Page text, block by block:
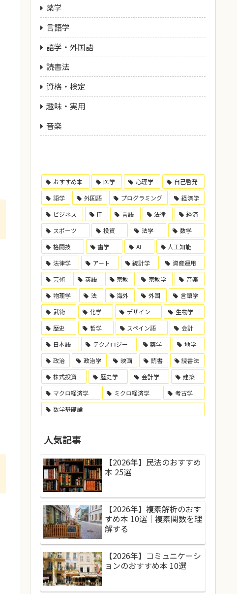
薬学
言語学
語学・外国語
読書法
資格・検定
趣味・実用
音楽
おすすめ本 医学 心理学
自己啓発
語学
外国語 プログラミング
経済学
ビジネス
IT 言語 法律
経済
スポーツ
投資 法学
数学
格闘技
歯学 AI
人工知能
法律学
アート 統計学
資産運用
芸術
英語 宗教 宗教学
音楽
物理学
法 海外 外国
言語学
武術
化学 デザイン
生物学
歴史
哲学 スペイン語
会計
日本語
テクノロジー 薬学
地学
政治
政治学 映画 読書
読書法
株式投資
歴史学 会計学
建築
マクロ経済学
ミクロ経済学
考古学
数学基礎論
人気記事
【2026年】民法のおすすめ
本 25選
【2026年】複素解析のおす
すめ本 10選｜複素関数を理
解する
【2026年】コミュニケーシ
ョンのおすすめ本 10選